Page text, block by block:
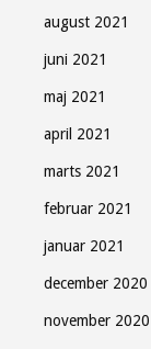
august 2021
juni 2021
maj 2021
april 2021
marts 2021
februar 2021
januar 2021
december 2020
november 2020